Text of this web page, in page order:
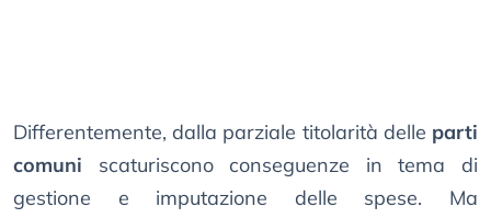
Differentemente, dalla parziale titolarità delle parti
comuni scaturiscono conseguenze in tema di
gestione e imputazione delle spese. Ma